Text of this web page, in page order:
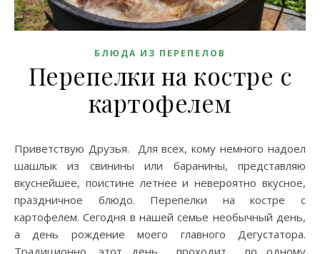
БЛЮДА ИЗ ПЕРЕПЕЛОВ
Перепелки на костре с
картофелем
Приветствую Друзья. Для всех, кому немного надоел
шашлык из свинины или баранины, представляю
вкуснейшее, поистине летнее и невероятно вкусное,
праздничное блюдо. Перепелки на костре с
картофелем. Сегодня в нашей семье необычный день,
а день рождение моего главного Дегустатора.
Традиционно, этот день проходит по одному